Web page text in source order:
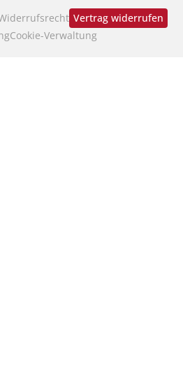
Vertrag widerrufen
Cookie-Verwaltung